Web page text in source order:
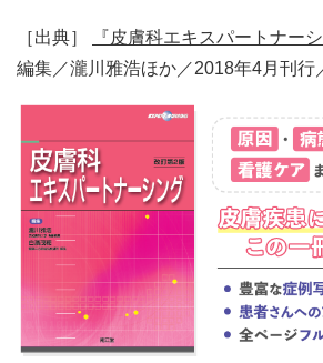
［出典］
『皮膚科エキスパートナー
編集／瀧川雅浩ほか／2018年4月刊行